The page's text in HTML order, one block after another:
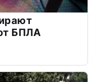
БПЛА